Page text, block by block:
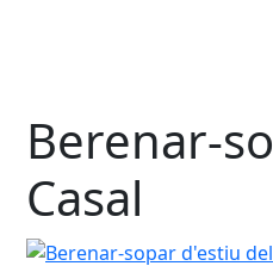
Berenar-
Casal
Berenar-sopar d'estiu del